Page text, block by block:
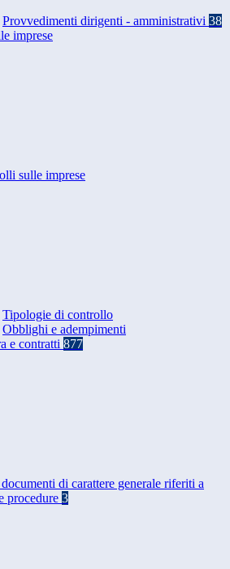
Provvedimenti dirigenti - amministrativi 38
imprese
sulle imprese
Tipologie di controllo
Obblighi e adempimenti
e contratti 877
di carattere generale riferiti a
procedure 3